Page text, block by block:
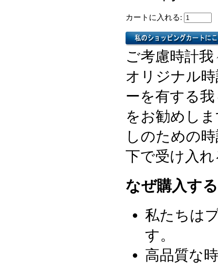
カートに入れる:
ご考慮時計
オリジナル
ーを有する
をお勧めし
しのための
下で受け入
なぜ購入す
私たちは
す。
高品質な